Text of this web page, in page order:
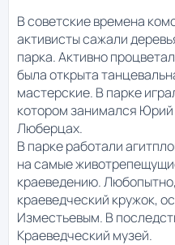
В советские времена
активисты сажали
парка. Активно
была открыта
мастерские. В парке
котором занимался Юрий
Люберцах.
В парке работали
на самые
краеведению.
краеведческий кружок,
Изместьевым. В
Краеведческий музей.